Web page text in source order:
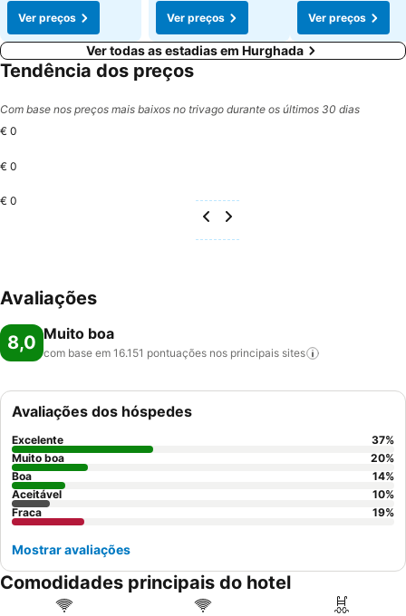
Ver preços
Ver preços
Ver preços
Ver todas as estadias em Hurghada
Tendência dos preços
Com base nos preços mais baixos no trivago durante os últimos 30 dias
€ 0
€ 0
€ 0
Avaliações
8,0 Muito boa
com base em 16.151 pontuações nos principais sites
Avaliações dos hóspedes
Excelente 37%
Muito boa
20%
Boa
14%
Aceitável
10%
Fraca
19%
Mostrar avaliações
Comodidades principais do hotel